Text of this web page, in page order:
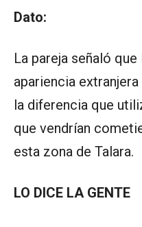
Dato:
La pareja señaló
apariencia
la diferencia que
que vendrían
esta zona de Talara.
LO DICE LA GENTE